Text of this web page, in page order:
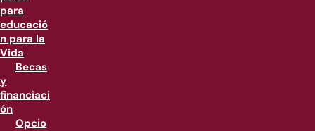
para
educació
n para la
Vida
Becas
y
financiaci
ón
Opcio